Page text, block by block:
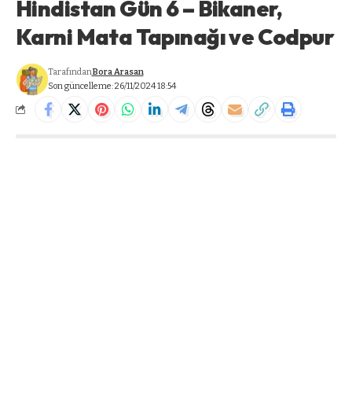
Hindistan Gün 6 – Bikaner,
Karni Mata Tapınağı ve Codpur
Son güncelleme: 26/11/2024 18:54
TarafındanBora Arasan